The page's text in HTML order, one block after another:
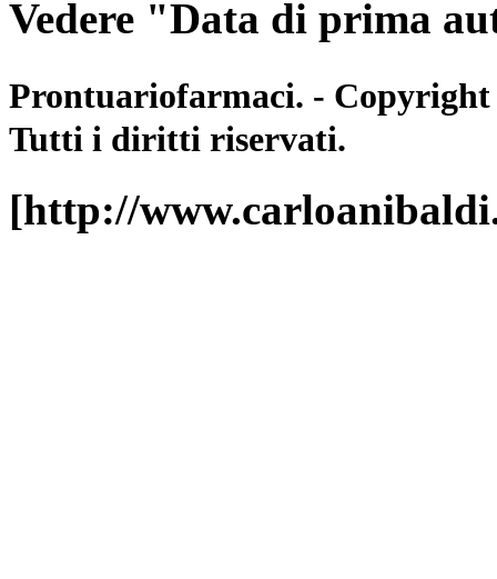
Vedere "Data di prima
Prontuariofarmaci. -
Tutti i diritti riservati.
[http://